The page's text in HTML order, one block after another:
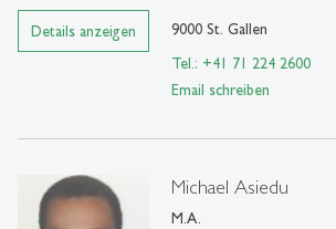
Details anzeigen
9000 St. Gallen
Tel.: +41 71 224 2600
Email schreiben
Michael Asiedu
M.A.